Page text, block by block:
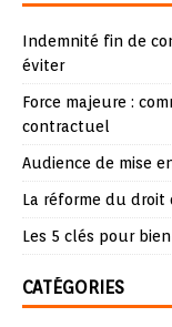
Indemnité fin de
éviter
Force majeure :
contractuel
Audience de mise
La réforme du droit
Les 5 clés pour
CATÉGORIES